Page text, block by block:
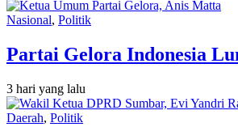
Nasional, Politik
Partai Gelora Indonesia
3 hari yang lalu
Daerah, Politik